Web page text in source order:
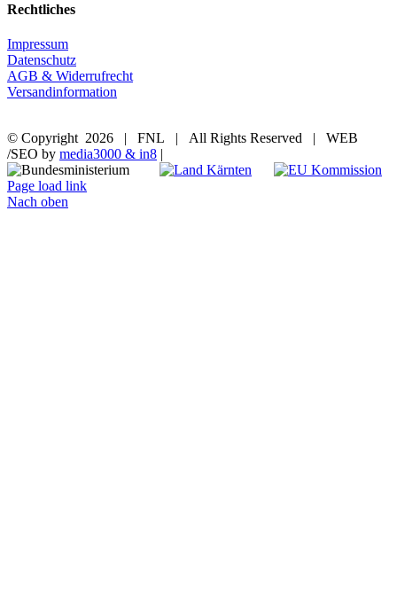
Rechtliches
Impressum
Datenschutz
AGB & Widerrufrecht
Versandinformation
© Copyright 2026 | FNL | All Rights Reserved | WEB
/SEO by media3000 & in8 |
Page load link
Nach oben